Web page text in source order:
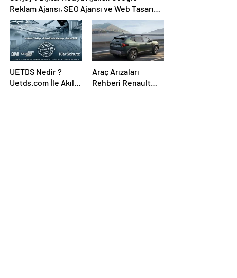
Reklam Ajansı, SEO Ajansı ve Web Tasarım
Ajansı
UETDS Nedir ?
Uetds.com İle Akıllı
Araç Arızaları
Rehberi Renault